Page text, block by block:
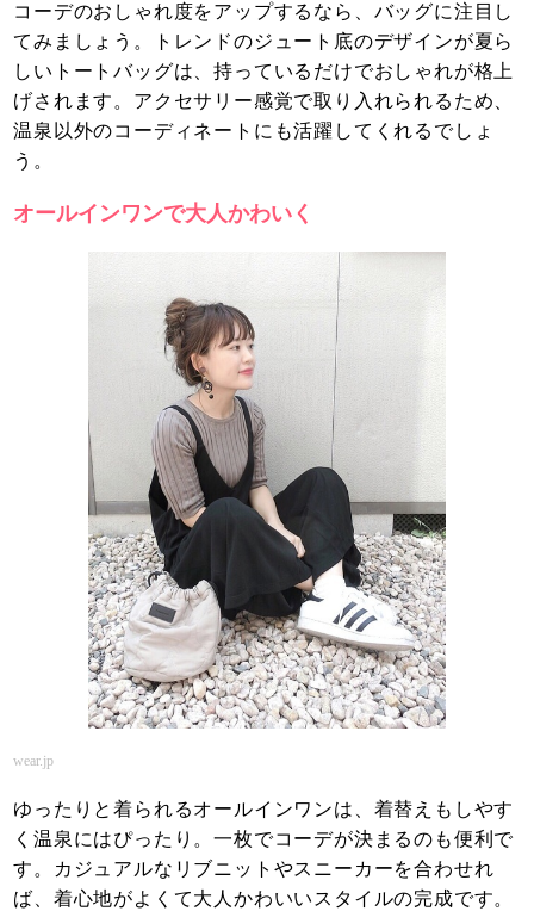
コーデのおしゃれ度をアップするなら、バッグに注目し
てみましょう。トレンドのジュート底のデザインが夏ら
しいトートバッグは、持っているだけでおしゃれが格上
げされます。アクセサリー感覚で取り入れられるため、
温泉以外のコーディネートにも活躍してくれるでしょ
う。
オールインワンで大人かわいく
wear.jp
ゆったりと着られるオールインワンは、着替えもしやす
く温泉にはぴったり。一枚でコーデが決まるのも便利で
す。カジュアルなリブニットやスニーカーを合わせれ
ば、着心地がよくて大人かわいいスタイルの完成です。